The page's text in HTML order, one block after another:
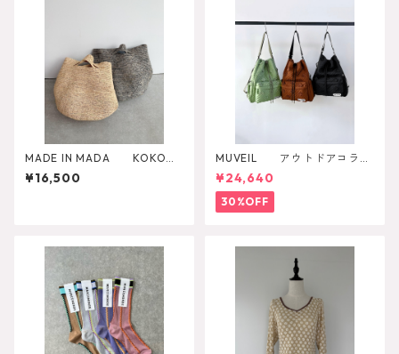
MADE IN MADA KOKO
かごバッグ
¥16,500
MUVEIL アウトドアコラボ
2WAYリュック
¥24,640
30%OFF